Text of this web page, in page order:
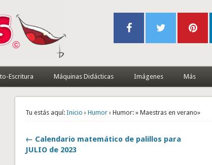
Escritura Máquinas Didácticas Imágenes Más
Tu estás aquí: Inicio ›Humor › Humor: » Maestras en verano»
← Calendario matemático de palillos para
JULIO de 2023